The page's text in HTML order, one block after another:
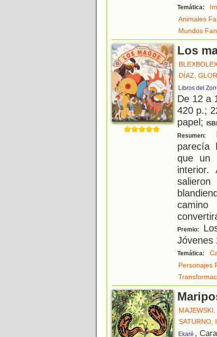
Temática:
Animales
Mundos
Los
DÍAZ,
Libros del
De 12 a
420 p.;
papel;
Resumen:
parecía
que un
Premio:
Jóvenes
Temática:
Personajes
SATURNO,
Ekaré ,